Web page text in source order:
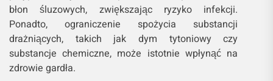
błon śluzowych, zwiększając ryzyko infekcji.
Ponadto, ograniczenie spożycia substancji
drażniących, takich jak dym tytoniowy czy
substancje chemiczne, może istotnie wpłynąć na
zdrowie gardła.